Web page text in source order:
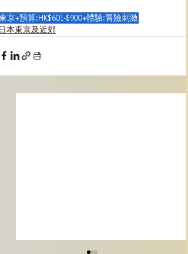
京+預算:HK$601-$900+體驗:冒險刺激
本東京及近郊